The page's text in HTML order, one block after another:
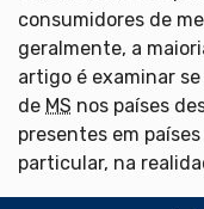
consumidores de
geralmente, a
artigo é examinar
de MS nos países
presentes em
particular, na